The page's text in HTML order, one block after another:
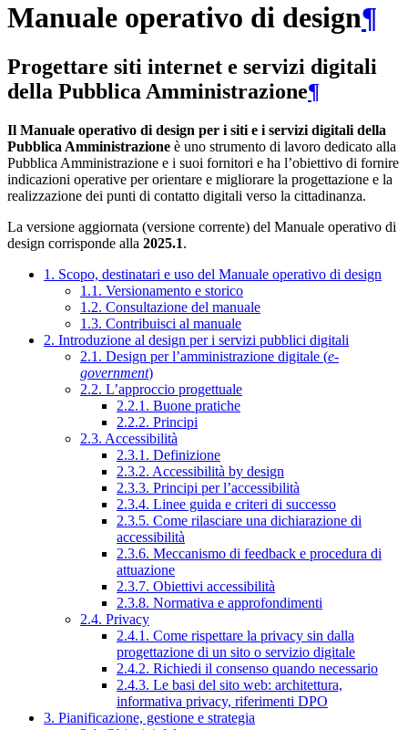
Manuale operativo di design¶
Progettare siti internet e servizi digitali
della Pubblica Amministrazione¶
Il Manuale operativo di design per i siti e i servizi digitali della
Pubblica Amministrazione è uno strumento di lavoro dedicato alla
Pubblica Amministrazione e i suoi fornitori e ha l’obiettivo di fornire
indicazioni operative per orientare e migliorare la progettazione e la
realizzazione dei punti di contatto digitali verso la cittadinanza.
La versione aggiornata (versione corrente) del Manuale operativo di
design corrisponde alla 2025.1.
1. Scopo, destinatari e uso del Manuale operativo di design
1.1. Versionamento e storico
1.2. Consultazione del manuale
1.3. Contribuisci al manuale
2. Introduzione al design per i servizi pubblici digitali
2.1. Design per l’amministrazione digitale (e-
government)
2.2. L’approccio progettuale
2.2.1. Buone pratiche
2.2.2. Principi
2.3. Accessibilità
2.3.1. Definizione
2.3.2. Accessibilità by design
2.3.3. Principi per l’accessibilità
2.3.4. Linee guida e criteri di successo
2.3.5. Come rilasciare una dichiarazione di
accessibilità
2.3.6. Meccanismo di feedback e procedura di
attuazione
2.3.7. Obiettivi accessibilità
2.3.8. Normativa e approfondimenti
2.4. Privacy
2.4.1. Come rispettare la privacy sin dalla
progettazione di un sito o servizio digitale
2.4.2. Richiedi il consenso quando necessario
2.4.3. Le basi del sito web: architettura,
informativa privacy, riferimenti DPO
3. Pianificazione, gestione e strategia